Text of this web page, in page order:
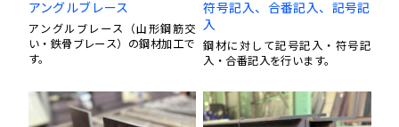
アングルブレース
アングルブレース（山形鋼筋交
い・鉄骨ブレース）の鋼材加工で
す。
符号記入、合番記入、記号記
入
鋼材に対して記号記入・符号記
入・合番記入を行います。